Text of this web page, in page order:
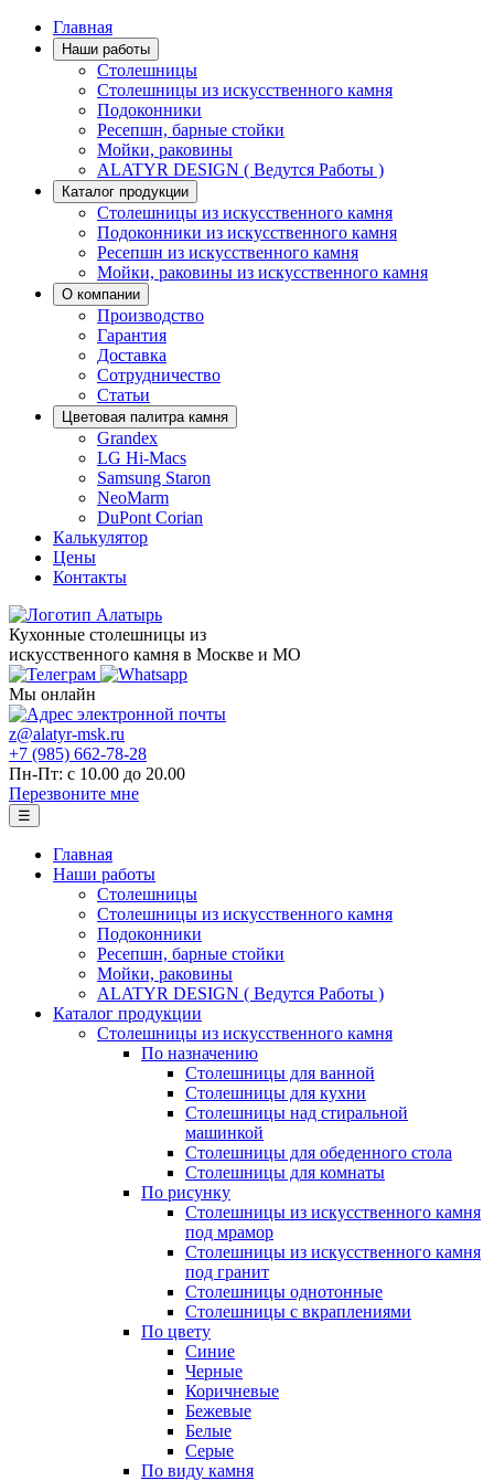
Главная
Наши работы
Столешницы
Столешницы из искусственного камня
Подоконники
Ресепшн, барные стойки
Мойки, раковины
ALATYR DESIGN ( Ведутся Работы )
Каталог продукции
Столешницы из искусственного камня
Подоконники из искусственного камня
Ресепшн из искусственного камня
Мойки, раковины из искусственного камня
О компании
Производство
Гарантия
Доставка
Сотрудничество
Статьи
Цветовая палитра камня
Grandex
LG Hi-Macs
Samsung Staron
NeoMarm
DuPont Corian
Калькулятор
Цены
Контакты
Кухонные столешницы из
искусственного камня в Москве и МО
Мы онлайн
z@alatyr-msk.ru
+7 (985) 662-78-28
Пн-Пт: с 10.00 до 20.00
Перезвоните мне
☰
Главная
Наши работы
Столешницы
Столешницы из искусственного камня
Подоконники
Ресепшн, барные стойки
Мойки, раковины
ALATYR DESIGN ( Ведутся Работы )
Каталог продукции
Столешницы из искусственного камня
По назначению
Столешницы для ванной
Столешницы для кухни
Столешницы над стиральной
машинкой
Столешницы для обеденного стола
Столешницы для комнаты
По рисунку
Столешницы из искусственного камня
под мрамор
Столешницы из искусственного камня
под гранит
Столешницы однотонные
Столешницы с вкраплениями
По цвету
Синие
Черные
Коричневые
Бежевые
Белые
Серые
По виду камня